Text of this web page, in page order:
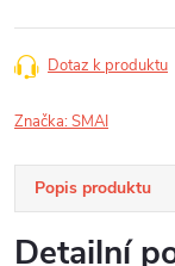
Dotaz k produktu
Značka:SMAI
Popis produktu
Detailní